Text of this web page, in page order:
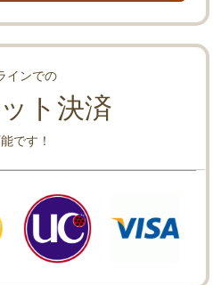
インでの
ト決済
です！